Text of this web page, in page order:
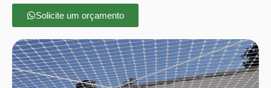
Solicite um orçamento